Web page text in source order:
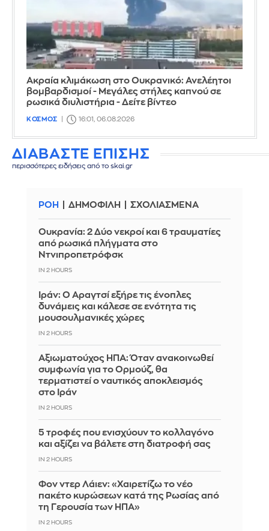
Ακραία κλιμάκωση στο Ουκρανικό: Ανελέητοι
βομβαρδισμοί - Μεγάλες στήλες καπνού σε
ρωσικά διυλιστήρια - Δείτε βίντεο
ΚΟΣΜΟΣ 16:01, 06.08.2026
ΔΙΑΒΑΣΤΕ ΕΠΙΣΗΣ
περισσότερες ειδήσεις από το skai.gr
ΡΟΗ ΔΗΜΟΦΙΛΗ ΣΧΟΛΙΑΣΜΕΝΑ
Ουκρανία: 2 Δύο νεκροί και 6 τραυματίες
από ρωσικά πλήγματα στο
Ντνιπροπετρόφσκ
IN 2 HOURS
Ιράν: Ο Αραγτσί εξήρε τις ένοπλες
δυνάμεις και κάλεσε σε ενότητα τις
μουσουλμανικές χώρες
IN 2 HOURS
Αξιωματούχος ΗΠΑ: Όταν ανακοινωθεί
συμφωνία για το Ορμούζ, θα
τερματιστεί ο ναυτικός αποκλεισμός
στο Ιράν
IN 2 HOURS
5 τροφές που ενισχύουν το κολλαγόνο
και αξίζει να βάλετε στη διατροφή σας
IN 2 HOURS
Φον ντερ Λάιεν: «Χαιρετίζω το νέο
πακέτο κυρώσεων κατά της Ρωσίας από
τη Γερουσία των ΗΠΑ»
IN 2 HOURS